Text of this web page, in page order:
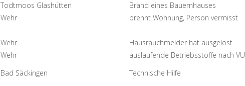
Todtmoos Glashütten Brand eines Bauernhauses
Wehr brennt Wohnung, Person vermisst
Wehr Hausrauchmelder hat ausgelöst
Wehr auslaufende Betriebsstoffe nach VU
Bad Säckingen Technische Hilfe